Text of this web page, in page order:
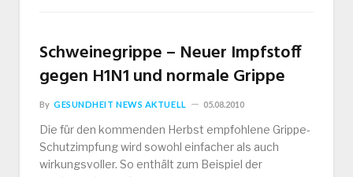
Schweinegrippe – Neuer Impfstoff
gegen H1N1 und normale Grippe
By GESUNDHEIT NEWS AKTUELL 05.08.2010
Die für den kommenden Herbst empfohlene Grippe-
Schutzimpfung wird sowohl einfacher als auch
wirkungsvoller. So enthält zum Beispiel der